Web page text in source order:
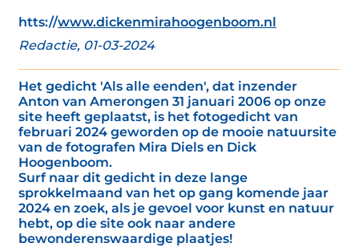
htts://www.dickenmirahoogenboom.nl
Redactie, 01-03-2024
Het gedicht 'Als alle eenden', dat inzender
Anton van Amerongen 31 januari 2006 op onze
site heeft geplaatst, is het fotogedicht van
februari 2024 geworden op de mooie natuursite
van de fotografen Mira Diels en Dick
Hoogenboom.
Surf naar dit gedicht in deze lange
sprokkelmaand van het op gang komende jaar
2024 en zoek, als je gevoel voor kunst en natuur
hebt, op die site ook naar andere
bewonderenswaardige plaatjes!